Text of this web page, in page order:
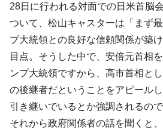
28日に行われる対面での日米首脳
ついて、松山キャスターは「まず
プ大統領との良好な信頼関係が築
目点。そうした中で、安倍元首相
ンプ大統領ですから、高市首相と
の後継者だということをアピール
引き継いでいるとか強調されるので
それから政府関係者の話を聞くと